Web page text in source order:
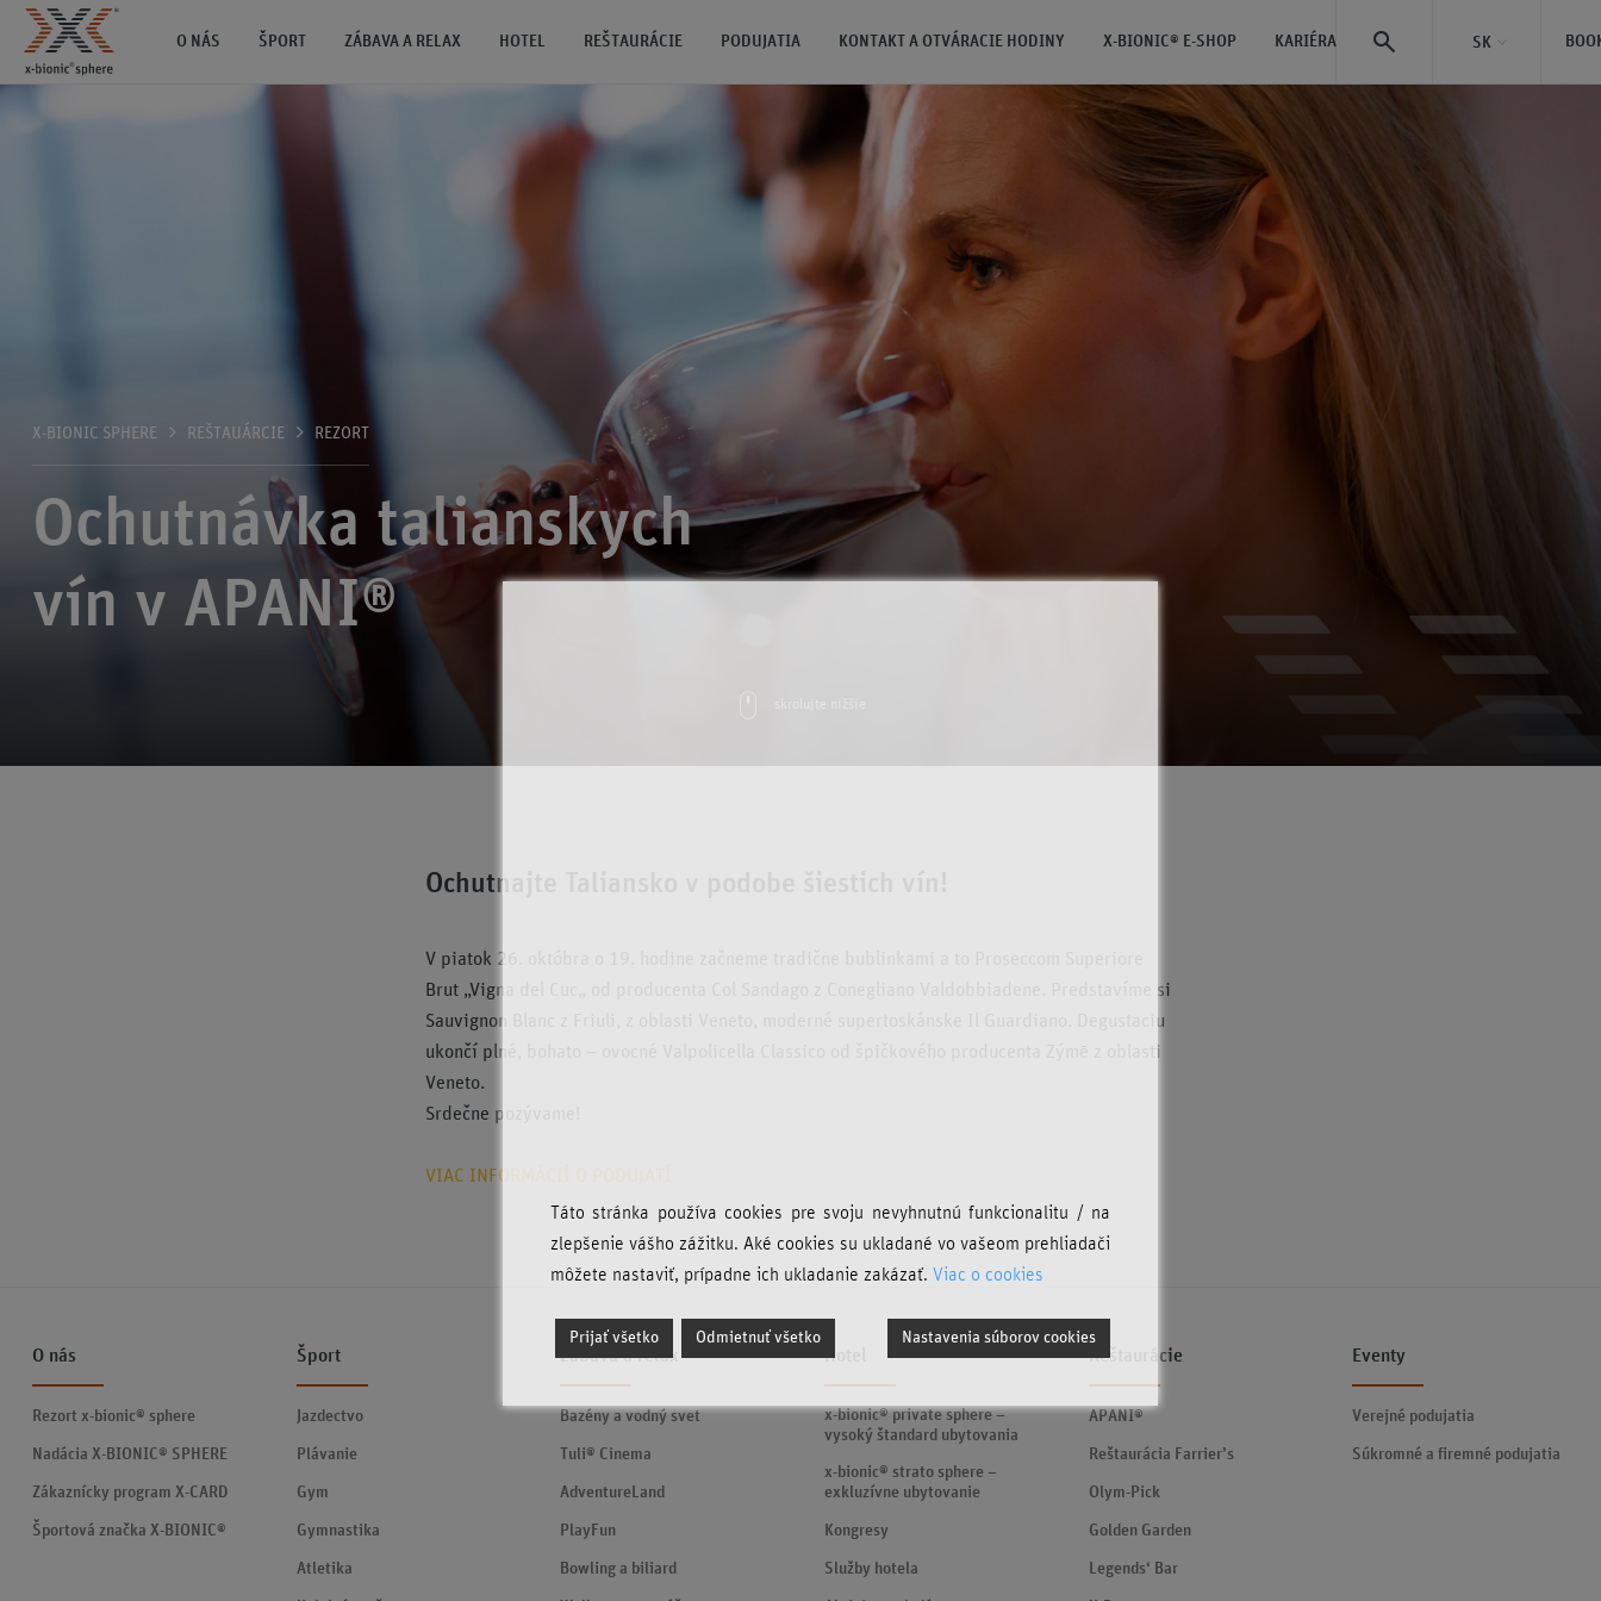
O NÁS ŠPORT ZÁBAVA A RELAX HOTEL REŠTAURÁCIE PODUJATIA KONTAKT A OTVÁRACIE HODINY X-BIONIC® E-SHOP KARIÉRA SK
X-BIONIC SPHERE REŠTAUÁRCIE REZORT
Ochutnávka talianskych
vín v APANI®
Ochutnajte Taliansko v podobe šiestich vín!
V piatok 26. októbra o 19. hodine začneme tradične bublinkami a to Proseccom Superiore
Brut „Vigna del Cuc„ od producenta Col Sandago z Conegliano Valdobbiadene. Predstavíme si
Sauvignon Blanc z Friuli, z oblasti Veneto, moderné supertoskánske Il Guardiano. Degustaciu
ukončí plné, bohato – ovocné Valpolicella Classico od špičkového producenta Zýmē z oblasti
Veneto.
Srdečne pozývame!
VIAC INFORMÁCIÍ O PODUJATÍ
O nás
Rezort x-bionic® sphere
Nadácia X-BIONIC® SPHERE
Zákaznícky program X-CARD
Športová značka X-BIONIC®
Šport
Jazdectvo
Plávanie
Gym
Gymnastika
Atletika
Zábava a relax
Bazény a vodný svet
Tuli® Cinema
AdventureLand
PlayFun
Bowling a biliard
Hotel
x-bionic® private sphere –
vysoký štandard ubytovania
x-bionic® strato sphere –
exkluzívne ubytovanie
Kongresy
Služby hotela
Reštaurácie
APANI®
Reštaurácia Farrier’s
Olym-Pick
Golden Garden
Legends‘ Bar
Eventy
Verejné podujatia
Súkromné a firemné podujatia
Táto stránka používa cookies pre svoju nevyhnutnú funkcionalitu / na
zlepšenie vášho zážitku. Aké cookies su ukladané vo vašeom prehliadači
môžete nastaviť, prípadne ich ukladanie zakázať. Viac o cookies
Prijať všetko Odmietnuť všetko Nastavenia súborov cookies